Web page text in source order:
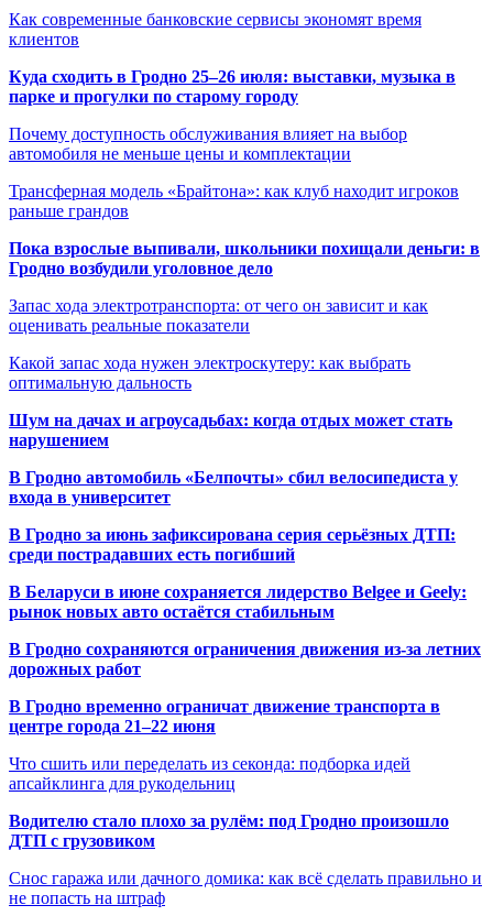
Как современные банковские сервисы экономят время
клиентов
Куда сходить в Гродно 25–26 июля: выставки, музыка в
парке и прогулки по старому городу
Почему доступность обслуживания влияет на выбор
автомобиля не меньше цены и комплектации
Трансферная модель «Брайтона»: как клуб находит игроков
раньше грандов
Пока взрослые выпивали, школьники похищали деньги: в
Гродно возбудили уголовное дело
Запас хода электротранспорта: от чего он зависит и как
оценивать реальные показатели
Какой запас хода нужен электроскутеру: как выбрать
оптимальную дальность
Шум на дачах и агроусадьбах: когда отдых может стать
нарушением
В Гродно автомобиль «Белпочты» сбил велосипедиста у
входа в университет
В Гродно за июнь зафиксирована серия серьёзных ДТП:
среди пострадавших есть погибший
В Беларуси в июне сохраняется лидерство Belgee и Geely:
рынок новых авто остаётся стабильным
В Гродно сохраняются ограничения движения из-за летних
дорожных работ
В Гродно временно ограничат движение транспорта в
центре города 21–22 июня
Что сшить или переделать из секонда: подборка идей
апсайклинга для рукодельниц
Водителю стало плохо за рулём: под Гродно произошло
ДТП с грузовиком
Снос гаража или дачного домика: как всё сделать правильно и
не попасть на штраф